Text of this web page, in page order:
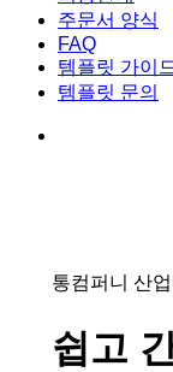
주문서 양식
FAQ
템플릿 가이
템플릿 문의
통컴퍼니 산
쉽고